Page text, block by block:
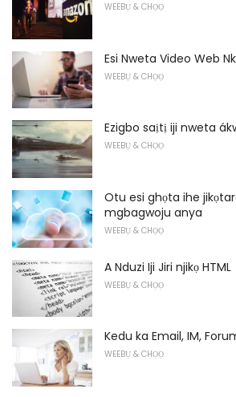
WEEBỤ & CHỌỌ
Esi Nweta Video Web
WEEBỤ & CHỌỌ
Ezigbo saịtị iji nweta
WEEBỤ & CHỌỌ
Otu esi ghọta ihe
mgbagwoju anya
WEEBỤ & CHỌỌ
A Nduzi Iji Jiri njikọ HTML
WEEBỤ & CHỌỌ
Kedu ka Email, IM,
WEEBỤ & CHỌỌ